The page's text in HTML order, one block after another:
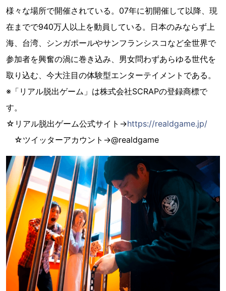
様々な場所で開催されている。07年に初開催して以降、現
在までで940万人以上を動員している。日本のみならず上
海、台湾、シンガポールやサンフランシスコなど全世界で
参加者を興奮の渦に巻き込み、男女問わずあらゆる世代を
取り込む、今大注目の体験型エンターテイメントである。
※「リアル脱出ゲーム」は株式会社SCRAPの登録商標で
す。
☆リアル脱出ゲーム公式サイト→https://realdgame.jp/
☆ツイッターアカウント→@realdgame